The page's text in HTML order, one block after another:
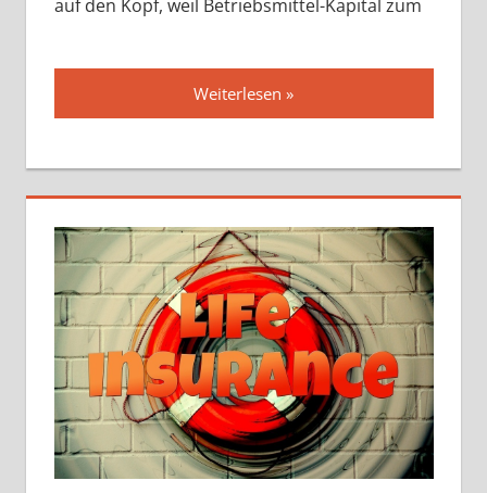
auf den Kopf, weil Betriebsmittel-Kapital zum
Weiterlesen